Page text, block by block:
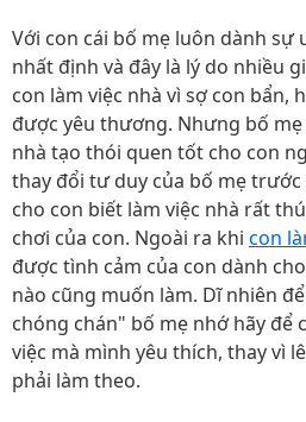
Với con cái bố mẹ luôn dành sự
nhất định và đây là lý do nhiều
con làm việc nhà vì sợ con bẩn,
được yêu thương. Nhưng bố
nhà tạo thói quen tốt cho con
thay đổi tư duy của bố mẹ
cho con biết làm việc nhà rất
chơi của con. Ngoài ra khi con
được tình cảm của con dành
nào cũng muốn làm. Dĩ nhiên
chóng chán" bố mẹ nhớ hãy để
việc mà mình yêu thích, thay vì
phải làm theo.